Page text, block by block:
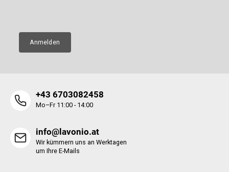
Anmelden
+43 6703082458
Mo–Fr 11:00 - 14:00
info@lavonio.at
Wir kümmern uns an Werktagen
um Ihre E-Mails